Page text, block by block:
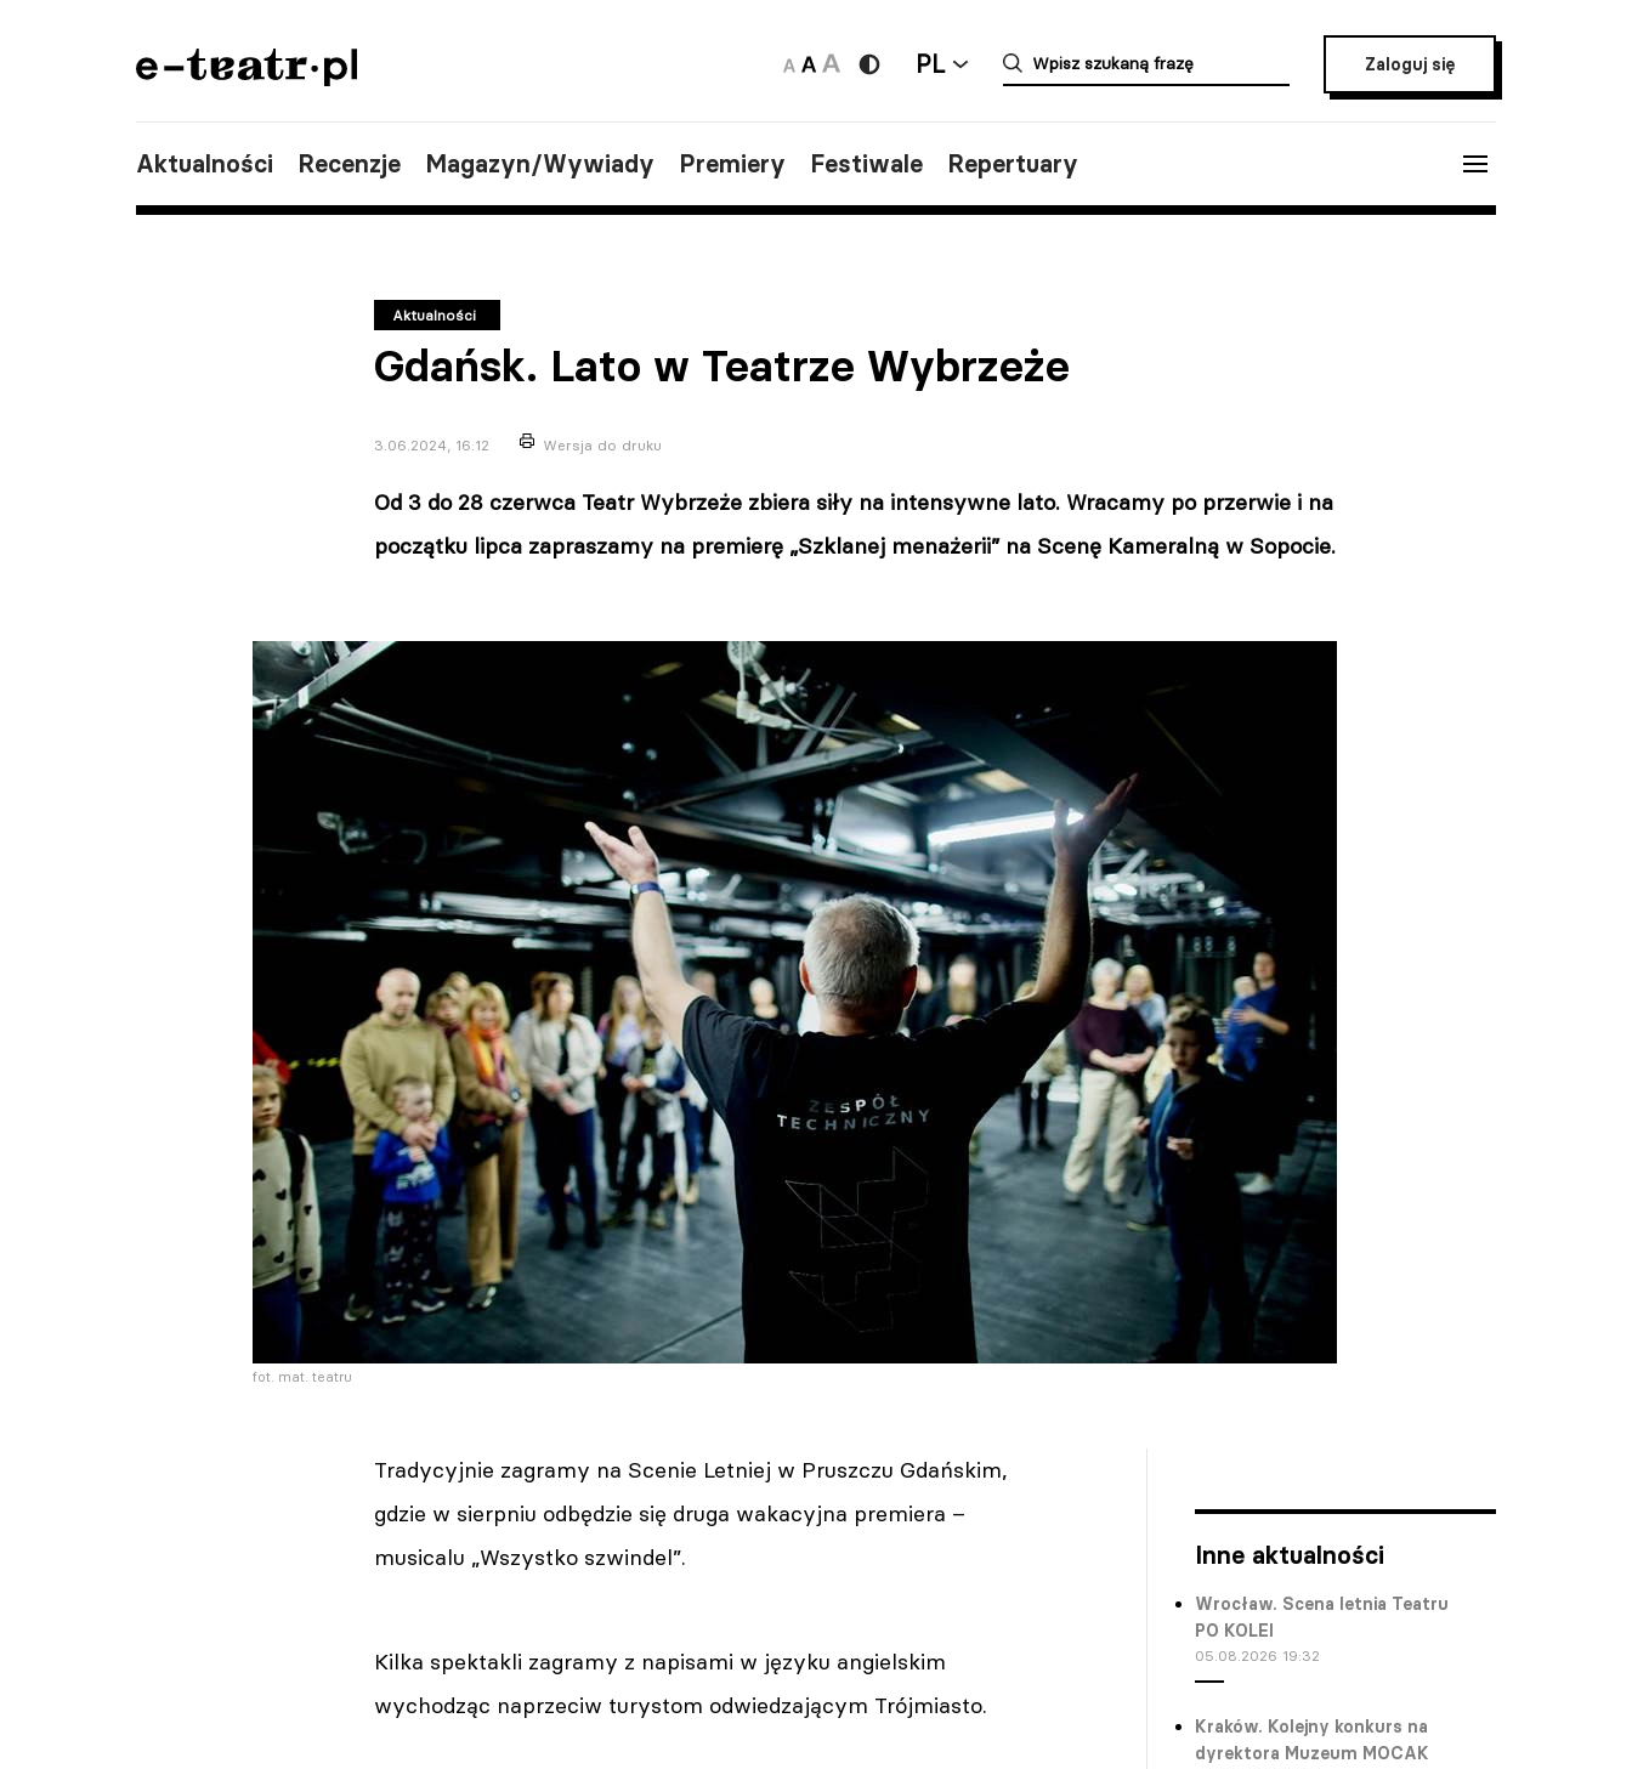
PL Zaloguj się
Aktualności Recenzje Magazyn/Wywiady Premiery Festiwale Repertuary
Aktualności
Gdańsk. Lato w Teatrze Wybrzeże
3.06.2024, 16:12 Wersja do druku
Od 3 do 28 czerwca Teatr Wybrzeże zbiera siły na intensywne lato. Wracamy po przerwie i na
początku lipca zapraszamy na premierę „Szklanej menażerii” na Scenę Kameralną w Sopocie.
fot. mat. teatru
Inne aktualności
Wrocław. Scena letnia Teatru
PO KOLEI
05.08.2026 19:32
Kraków. Kolejny konkurs na
dyrektora Muzeum MOCAK
Tradycyjnie zagramy na Scenie Letniej w Pruszczu Gdańskim,
gdzie w sierpniu odbędzie się druga wakacyjna premiera –
musicalu „Wszystko szwindel”.
Kilka spektakli zagramy z napisami w języku angielskim
wychodząc naprzeciw turystom odwiedzającym Trójmiasto.